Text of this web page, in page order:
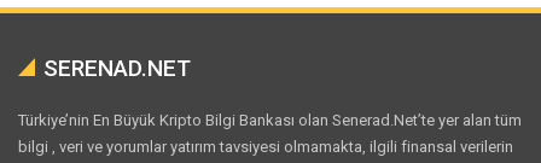
SERENAD.NET
Türkiye’nin En Büyük Kripto Bilgi Bankası olan Senerad.Net’te yer alan tüm
bilgi , veri ve yorumlar yatırım tavsiyesi olmamakta, ilgili finansal verilerin